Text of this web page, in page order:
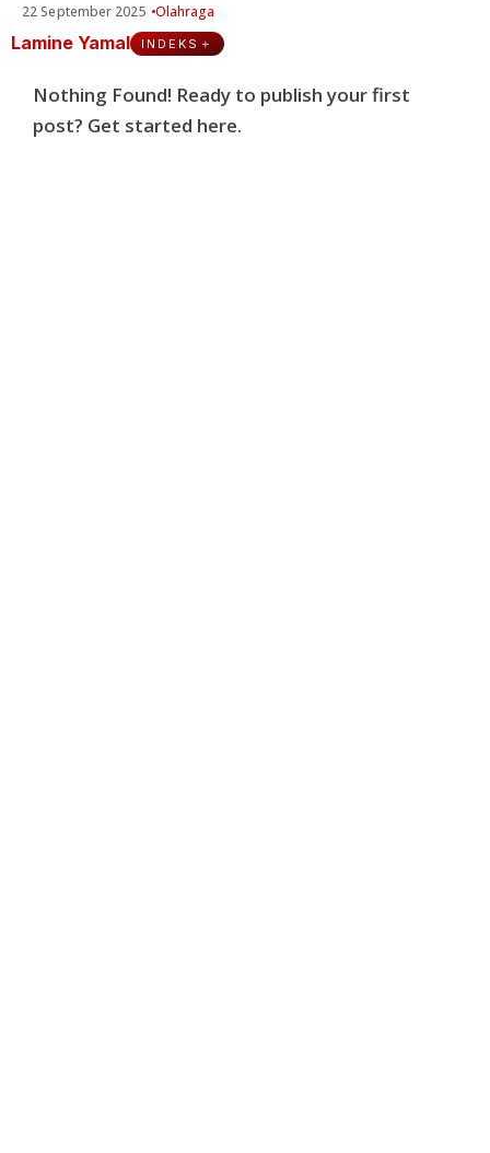
22 September 2025 Olahraga
Lamine Yamal INDEKS
Nothing Found! Ready to publish your first
post? Get started here.